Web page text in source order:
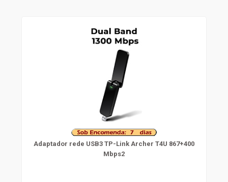
Adaptador rede USB3 TP-Link Archer T4U 867+400
Mbps2